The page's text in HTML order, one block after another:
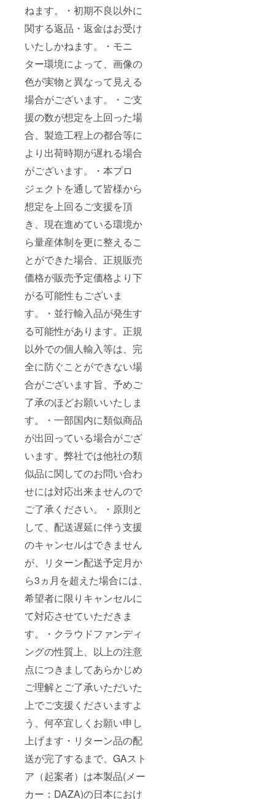
ねます。・初期不良以外に
関する返品・返金はお受け
いたしかねます。・モニ
ター環境によって、画像の
色が実物と異なって見える
場合がございます。・ご支
援の数が想定を上回った場
合、製造工程上の都合等に
より出荷時期が遅れる場合
がございます。・本プロ
ジェクトを通して皆様から
想定を上回るご支援を頂
き、現在進めている環境か
ら量産体制を更に整えるこ
とができた場合、正規販売
価格が販売予定価格より下
がる可能性もございま
す。・並行輸入品が発生す
る可能性があります。正規
以外での個人輸入等は、完
全に防ぐことができない場
合がございます旨、予めご
了承のほどお願いいたしま
す。・一部国内に類似商品
が出回っている場合がござ
います。弊社では他社の類
似品に関してのお問い合わ
せには対応出来ませんので
ご了承ください。・原則と
して、配送遅延に伴う支援
のキャンセルはできません
が、リターン配送予定月か
ら3ヵ月を超えた場合には、
希望者に限りキャンセルに
て対応させていただきま
す。・クラウドファンディ
ングの性質上、以上の注意
点につきましてあらかじめ
ご理解とご了承いただいた
上でご支援くださいますよ
う、何卒宜しくお願い申し
上げます・リターン品の配
送が完了するまで、GAスト
ア（起案者）は本製品(メー
カー：DAZA)の日本におけ